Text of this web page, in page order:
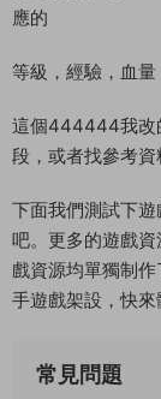
應的
等級，經驗，血量
這個444444我改
段，或者找參考資
下面我們測試下
吧。更多的遊戲
戲資源均單獨制
手遊戲架設，快來
常見問題